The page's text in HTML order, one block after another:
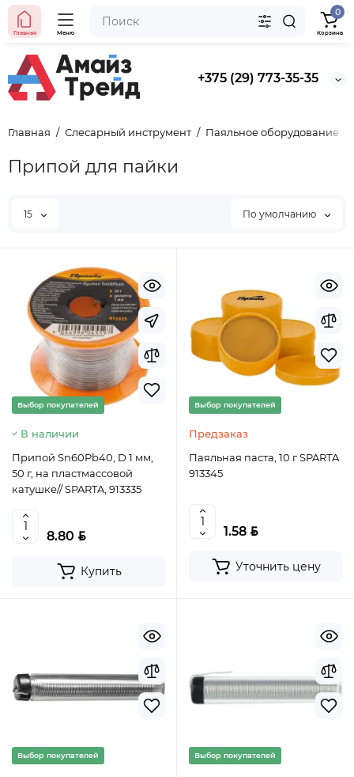
+375 (29) 773-35-35
Главная Меню
0
Корзина
Главная Слесарный инструмент Паяльное оборудование
Хит продаж
Выбор покупателей
Ведро строительное 12л, ПРЕМИУМ, арт. 0201 БЕЗ
5.50
Припой для пайки
15 По умолчанию
Выбор покупателей
В наличии
Припой Sn60Pb40, D 1 мм,
50 г, на пластмассовой
катушке// SPARTA, 913335
8.80 BYN
Купить
Выбор покупателей
Предзаказ
Паяльная паста, 10 г SPARTA
913345
1.58 BYN
Уточнить цену
Выбор покупателей Выбор покупателей